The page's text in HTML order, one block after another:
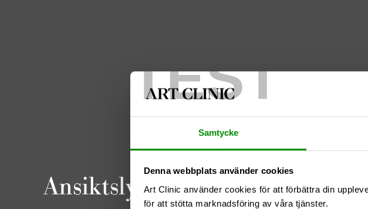
TEST
Samtycke
Denna webbplats använder cookies
Art Clinic använder cookies för att förbättra din
för att stötta marknadsföring av våra tjänster.
Ansiktslyft & Halsplastik 5